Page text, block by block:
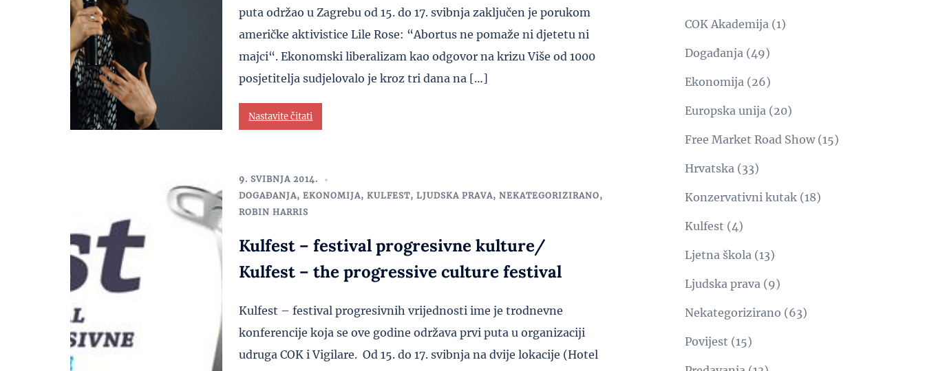
puta održao u Zagrebu od 15. do 17. svibnja zaključen je porukom
američke aktivistice Lile Rose: “Abortus ne pomaže ni djetetu ni
majci“. Ekonomski liberalizam kao odgovor na krizu Više od 1000
posjetitelja sudjelovalo je kroz tri dana na […]
Nastavite čitati
9. SVIBNJA 2014.
DOGAĐANJA,EKONOMIJA,KULFEST,LJUDSKA PRAVA,NEKATEGORIZIRANO,
ROBIN HARRIS
Kulfest – festival progresivne kulture/
Kulfest – the progressive culture festival
Kulfest – festival progresivnih vrijednosti ime je trodnevne
konferencije koja se ove godine održava prvi puta u organizaciji
udruga COK i Vigilare. Od 15. do 17. svibnja na dvije lokacije (Hotel
COK Akademija(1)
Događanja(49)
Ekonomija(26)
Europska unija(20)
Free Market Road Show(15)
Hrvatska(33)
Konzervativni kutak(18)
Kulfest (4)
Ljetna škola(13)
Ljudska prava(9)
Nekategorizirano (63)
Povijest (15)